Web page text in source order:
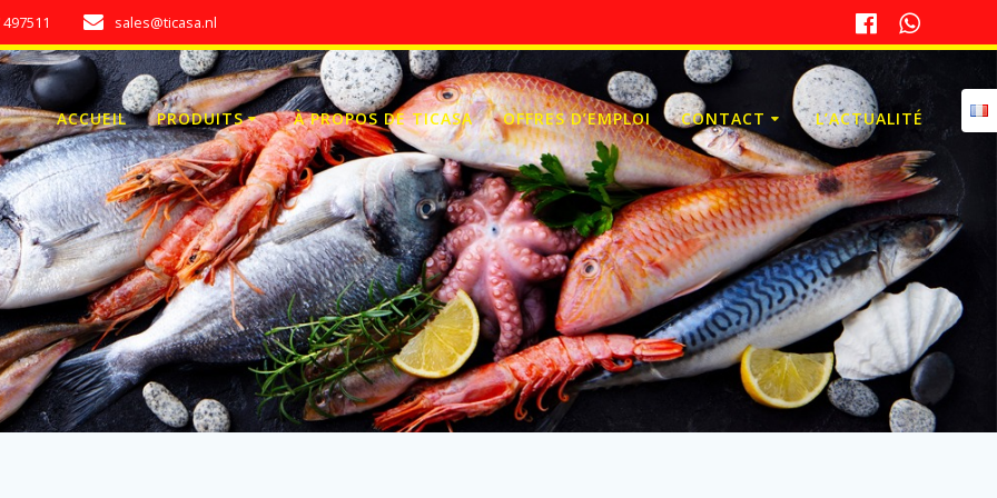
sales@ticasa.nl
ACCUEIL PRODUITS À PROPOS DE TICASA OFFRES D’EMPLOI CONTACT L’ACTUALITÉ